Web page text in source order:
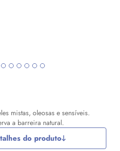
mistas, oleosas e sensíveis.
a barreira natural.
do produto